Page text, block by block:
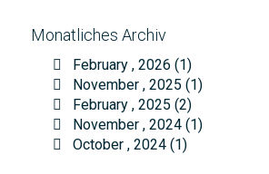
Monatliches Archiv
February , 2026 (1)
November , 2025 (1)
February , 2025 (2)
November , 2024 (1)
October , 2024 (1)